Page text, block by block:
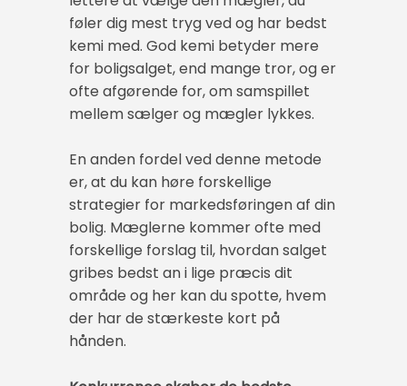
føler dig mest tryg ved og har bedst
kemi med. God kemi betyder mere
for boligsalget, end mange tror, og er
ofte afgørende for, om samspillet
mellem sælger og mægler lykkes.
En anden fordel ved denne metode
er, at du kan høre forskellige
strategier for markedsføringen af din
bolig. Mæglerne kommer ofte med
forskellige forslag til, hvordan salget
gribes bedst an i lige præcis dit
område og her kan du spotte, hvem
der har de stærkeste kort på
hånden.